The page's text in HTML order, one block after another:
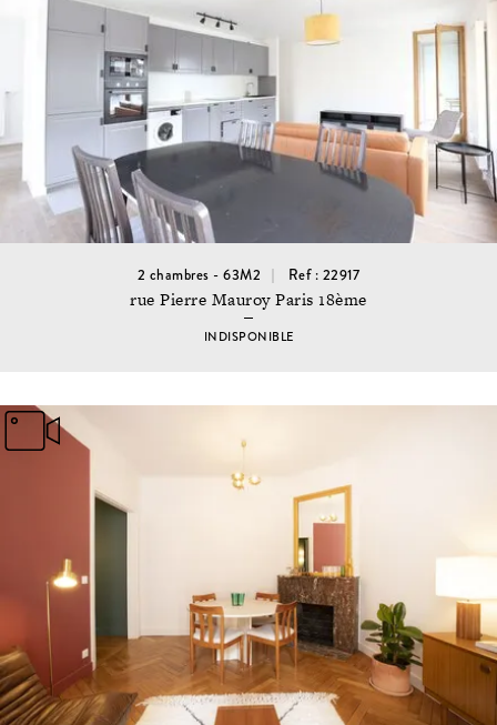
2 chambres - 63M2 Ref : 22917
rue Pierre Mauroy Paris 18ème
INDISPONIBLE